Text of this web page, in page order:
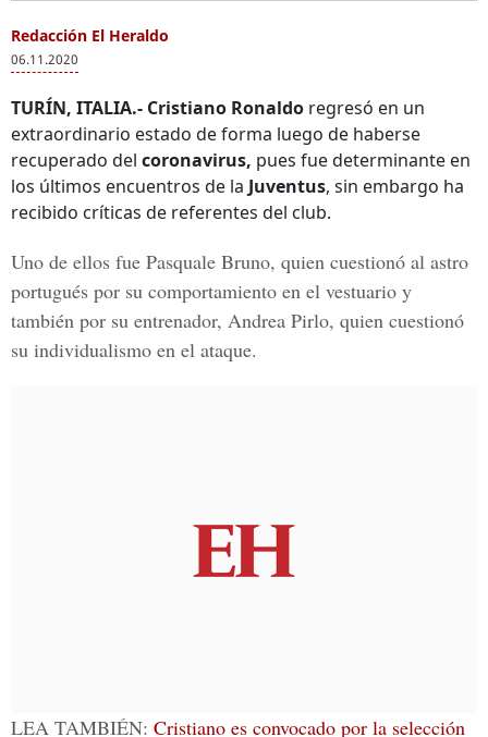
Redacción El Heraldo
06.11.2020
TURÍN, ITALIA.- Cristiano Ronaldo regresó en un
extraordinario estado de forma luego de haberse
recuperado del coronavirus, pues fue determinante en
los últimos encuentros de la Juventus, sin embargo ha
recibido críticas de referentes del club.
Uno de ellos fue Pasquale Bruno, quien cuestionó al astro
portugués por su comportamiento en el vestuario y
también por su entrenador, Andrea Pirlo, quien cuestionó
su individualismo en el ataque.
LEA TAMBIÉN: Cristiano es convocado por la selección